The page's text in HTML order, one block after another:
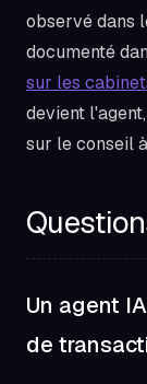
observé dans
documenté
sur les
devient
sur le conseil
Un agent
de